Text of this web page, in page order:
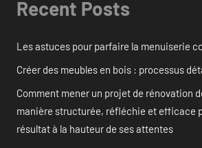
Recent Posts
Les astuces pour parfaire la menuiserie
Créer des meubles en bois : processus
Comment mener un projet de rénovation
manière structurée, réfléchie et efficace
résultat à la hauteur de ses attentes